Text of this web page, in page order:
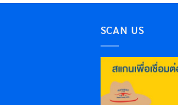
SCAN US